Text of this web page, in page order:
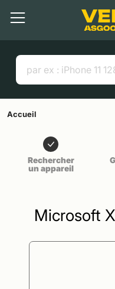
Contenu principal
Menu
Liens utiles
Accueil
Rechercher
un appareil
Microsoft